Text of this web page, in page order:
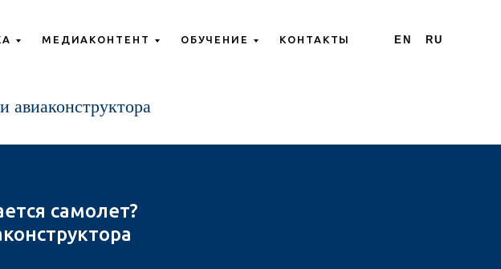
МЕДИАКОНТЕНТ ОБУЧЕНИЕ КОНТАКТЫ EN RU
авиаконструктора
самолет?